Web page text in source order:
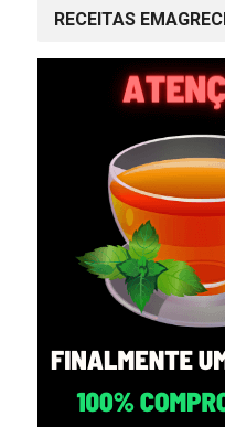
RECEITAS